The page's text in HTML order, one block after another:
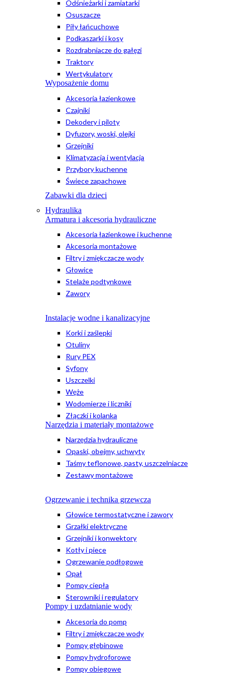
Odśnieżarki i zamiatarki
Osuszacze
Piły łańcuchowe
Podkaszarki i kosy
Rozdrabniacze do gałęzi
Traktory
Wertykulatory
Wyposażenie domu
Akcesoria łazienkowe
Czajniki
Dekodery i piloty
Dyfuzory, woski, olejki
Grzejniki
Klimatyzacja i wentylacja
Przybory kuchenne
Świece zapachowe
Zabawki dla dzieci
Hydraulika
Armatura i akcesoria hydrauliczne
Akcesoria łazienkowe i kuchenne
Akcesoria montażowe
Filtry i zmiękczacze wody
Głowice
Stelaże podtynkowe
Zawory
Instalacje wodne i kanalizacyjne
Korki i zaślepki
Otuliny
Rury PEX
Syfony
Uszczelki
Węże
Wodomierze i liczniki
Złączki i kolanka
Narzędzia i materiały montażowe
Narzędzia hydrauliczne
Opaski, obejmy, uchwyty
Taśmy teflonowe, pasty, uszczelniacze
Zestawy montażowe
Ogrzewanie i technika grzewcza
Głowice termostatyczne i zawory
Grzałki elektryczne
Grzejniki i konwektory
Kotły i piece
Ogrzewanie podłogowe
Opał
Pompy ciepła
Sterowniki i regulatory
Pompy i uzdatnianie wody
Akcesoria do pomp
Filtry i zmiękczacze wody
Pompy głębinowe
Pompy hydroforowe
Pompy obiegowe